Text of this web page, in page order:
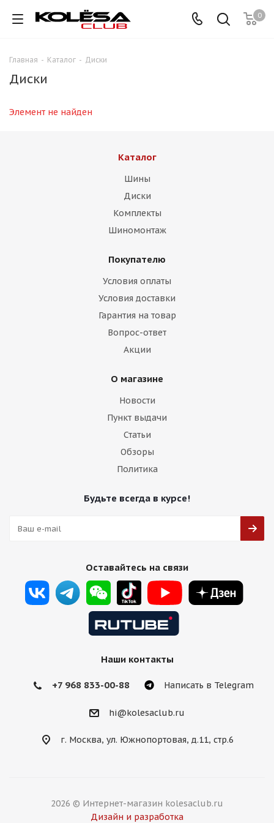
0
Главная - Каталог - Диски
Диски
Элемент не найден
Каталог
Шины
Диски
Комплекты
Шиномонтаж
Покупателю
Условия оплаты
Условия доставки
Гарантия на товар
Вопрос-ответ
Акции
О магазине
Новости
Пункт выдачи
Статьи
Обзоры
Политика
Будьте всегда в курсе!
Оставайтесь на связи
Наши контакты
+7 968 833-00-88 Написать в Telegram
hi@kolesaclub.ru
г. Москва, ул. Южнопортовая, д.11, стр.6
2026 © Интернет-магазин kolesaclub.ru
Дизайн и разработка